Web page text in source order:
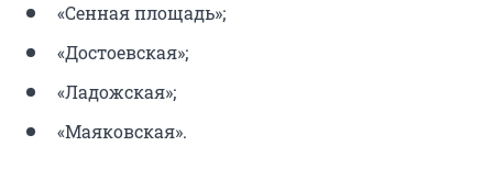
«Сенная площадь»;
«Достоевская»;
«Ладожская»;
«Маяковская».